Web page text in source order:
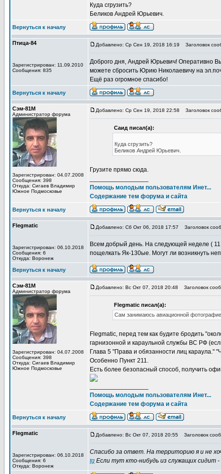
Куда сгрузить?
Беликов Андрей Юрьевич.
Вернуться к началу
Птица-84
Зарегистрирован: 11.09.2010
Сообщения: 835
Добавлено: Ср Сен 19, 2018 16:19 Заголовок
Доброго дня, Андрей Юрьевич! Оперативно
можете сбросить Юрию Николаевичу на
Ещё раз огромное спасибо!
Вернуться к началу
Сэм-81М
Администратор форума
Зарегистрирован: 04.07.2008
Сообщения: 398
Откуда: Сигаев Владимир
Южное Подмосковье
Добавлено: Ср Сен 19, 2018 22:58 Заголовок
Саид писал(а):
Куда сгрузить?
Беликов Андрей Юрьевич.
Грузите прямо сюда.
Помощь молодым пользователям Инет...
Содержание тем форума и сайта
Вернуться к началу
Flegmatic
Зарегистрирован: 06.10.2018
Сообщения: 6
Откуда: Воронеж
Добавлено: Сб Окт 06, 2018 17:57 Заголовок
Всем добрый день. На следующей неделе ( 11
пощелкать Як-130ые. Могут ли возникнуть
Вернуться к началу
Сэм-81М
Администратор форума
Зарегистрирован: 04.07.2008
Сообщения: 398
Откуда: Сигаев Владимир
Южное Подмосковье
Добавлено: Вс Окт 07, 2018 20:48 Заголовок
Flegmatic писал(а):
Сам занимаюсь авиационной
Flegmatic, перед тем как будите бродить
гарнизонной и караульной службы ВС РФ
Глава 5 "Права и обязанности лиц караула."
Особенно Пункт 211.
Есть более безопасный способ, получить
Помощь молодым пользователям Инет...
Содержание тем форума и сайта
Вернуться к началу
Flegmatic
Зарегистрирован: 06.10.2018
Сообщения: 6
Откуда: Воронеж
Добавлено: Вс Окт 07, 2018 20:55 Заголовок
Спасибо за ответ. На территорию я и не
tg Если тут кто-нибудь из служащих сидит